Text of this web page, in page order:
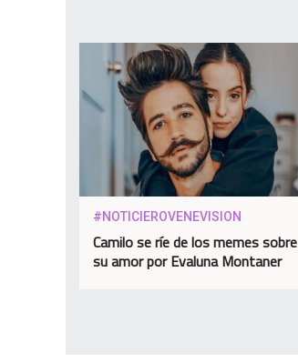
#NOTICIEROVENEVISION
Camilo se ríe de los memes sobre
su amor por Evaluna Montaner